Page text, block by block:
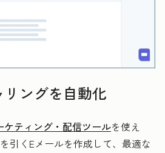
リングを自動化
ケティング・配信ツールを使え
引くEメールを作成して、最適な